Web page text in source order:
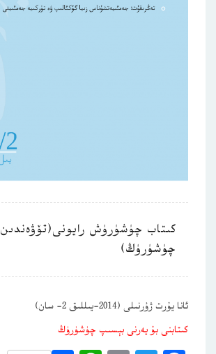
كىتاب چۈشۈرۈش رايونى(تۆۋەندىن
چۈشۈرۈڭ)
ئانا يۇرت ژۇرنىلى (2014-يىللىق 2- سان)
كىتابنى بۇ يەرنى بېسىپ چۈشۈرۈڭ